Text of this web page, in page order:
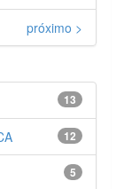
próximo >
13
12
5